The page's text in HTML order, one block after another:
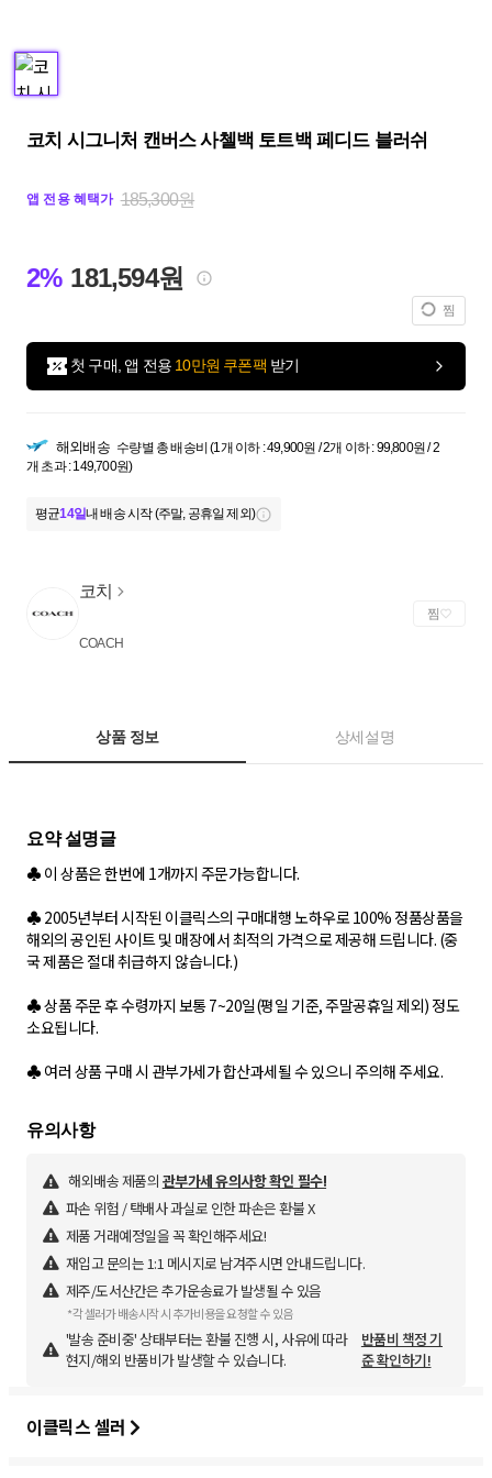
코치 시그니처 캔버스 사첼백 토트백 페디드 블러쉬
앱 전용 혜택가 185,300원
2% 181,594원
찜
첫 구매, 앱 전용 10만원 쿠폰팩 받기
해외배송 수량별 총 배송비 (1개 이하 : 49,900원 / 2개 이하 : 99,800원 / 2
개 초과 : 149,700원)
평균14일내 배송 시작 (주말, 공휴일 제외)
코치
COACH
찜
상품 정보 상세설명
요약 설명글
♣ 이 상품은 한번에 1개까지 주문가능합니다.
♣ 2005년부터 시작된 이클릭스의 구매대행 노하우로 100% 정품상품을
해외의 공인된 사이트 및 매장에서 최적의 가격으로 제공해 드립니다. (중
국 제품은 절대 취급하지 않습니다.)
♣ 상품 주문 후 수령까지 보통 7~20일(평일 기준, 주말공휴일 제외) 정도
소요됩니다.
♣ 여러 상품 구매 시 관부가세가 합산과세될 수 있으니 주의해 주세요.
유의사항
해외배송 제품의 관부가세 유의사항 확인 필수!
파손 위험 / 택배사 과실로 인한 파손은 환불 X
제품 거래예정일을 꼭 확인해주세요!
재입고 문의는 1:1 메시지로 남겨주시면 안내드립니다.
제주/도서산간은 추가운송료가 발생될 수 있음
*각 셀러가 배송시작 시 추가비용을 요청할 수 있음
'발송 준비중' 상태부터는 환불 진행 시, 사유에 따라
현지/해외 반품비가 발생할 수 있습니다.
반품비 책정 기
준 확인하기!
이클릭스 셀러